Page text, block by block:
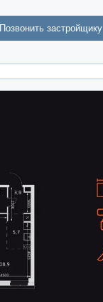
Позвонить застройщику